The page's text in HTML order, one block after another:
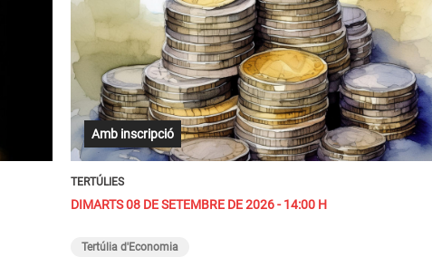
Amb inscripció
TERTÚLIES
DIMARTS 08 DE SETEMBRE DE 2026 - 14:00 H
Tertúlia d'Economia